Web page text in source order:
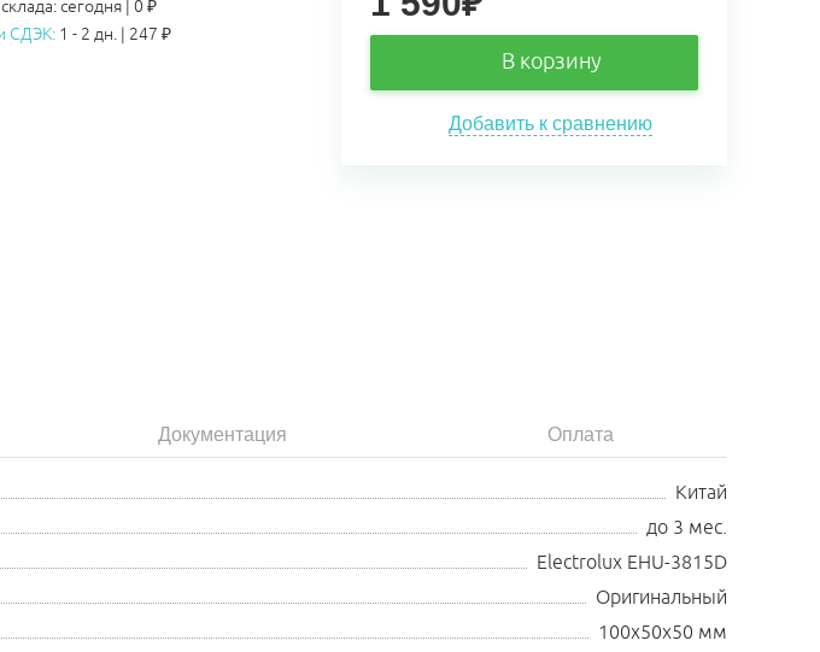
сегодня | 0 ₽
СДЭК: 1 - 2 дн. | 247 ₽
В корзину
Добавить к сравнению
Документация Оплата
Китай
до 3 мес.
Electrolux EHU-3815D
Оригинальный
100х50х50 мм